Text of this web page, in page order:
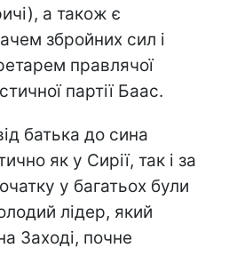
а також є
збройних сил і
правлячої
партії Баас.
батька до сина
як у Сирії, так і за
у багатьох були
лідер, який
Заході, почне